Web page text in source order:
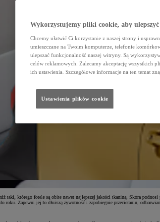
taki, którego fotele są obite nawet najlepszej jakości tkaniną. Skóra
Zapewni jej to dłuższą żywotność i zapobiegnie przecieraniu,
Wykorzystujemy pliki cookie, aby
Chcemy ułatwić Ci korzystanie z naszej strony i
umieszczane na Twoim komputerze, telefonie
ulepszać funkcjonalność naszej witryny. Są
celów reklamowych. Zalecamy akceptację wszystkich
ich ustawienia. Szczegółowe informacje na ten temat
Ustawienia plików cookie